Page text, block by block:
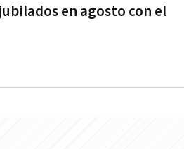
en agosto con el